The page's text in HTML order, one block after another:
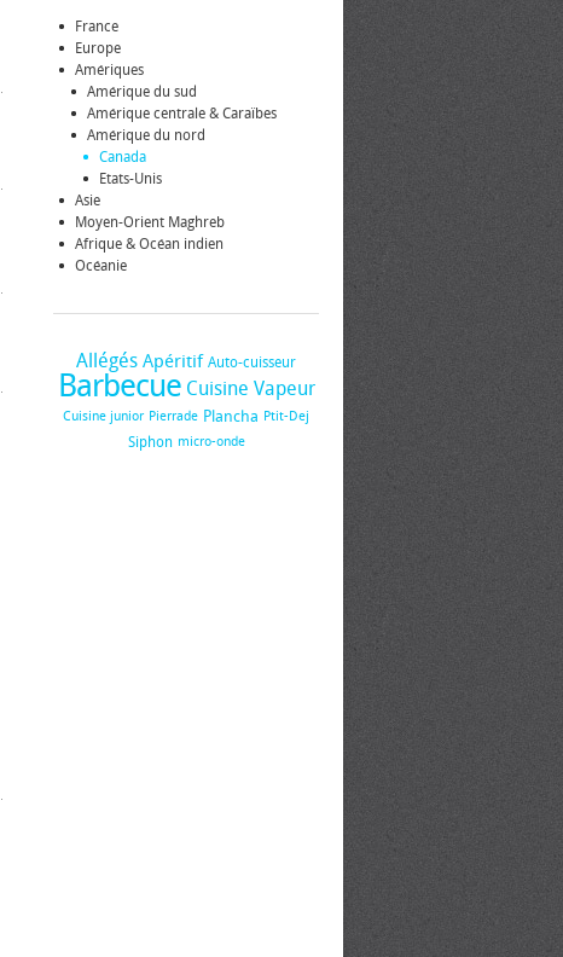
France
Europe
Amériques
Amérique du sud
Amérique centrale & Caraïbes
Amérique du nord
Canada
Etats-Unis
Asie
Moyen-Orient Maghreb
Afrique & Océan indien
Océanie
Allégés Apéritif Auto-cuisseur
Barbecue Cuisine Vapeur
Cuisine junior Pierrade Plancha Ptit-Dej
Siphon micro-onde